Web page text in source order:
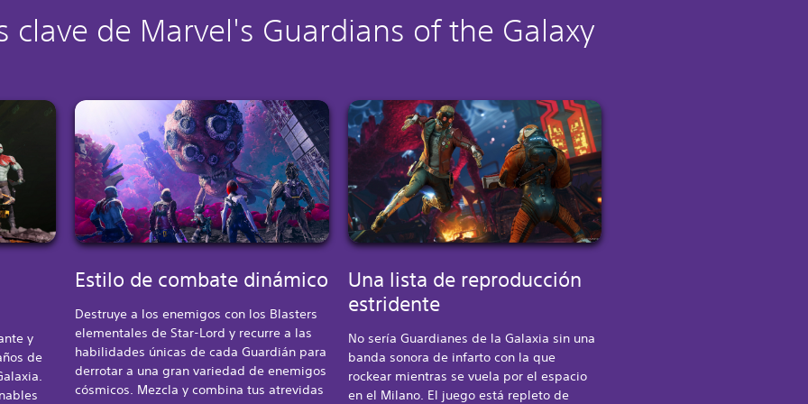
clave de Marvel's Guardians of the Galaxy
y
de
Estilo de combate dinámico
Destruye a los enemigos con los Blasters
elementales de Star-Lord y recurre a las
habilidades únicas de cada Guardián para
derrotar a una gran variedad de enemigos
cósmicos. Mezcla y combina tus atrevidas
Una lista de reproducción
estridente
No sería Guardianes de la Galaxia sin una
banda sonora de infarto con la que
rockear mientras se vuela por el espacio
en el Milano. El juego está repleto de